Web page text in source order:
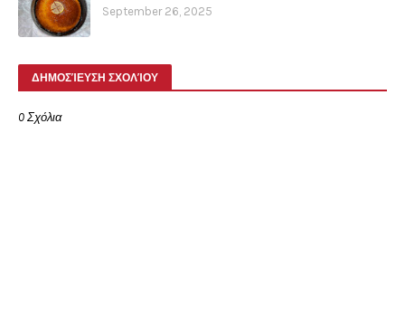
September 26, 2025
ΔΗΜΟΣΊΕΥΣΗ ΣΧΟΛΊΟΥ
0 Σχόλια